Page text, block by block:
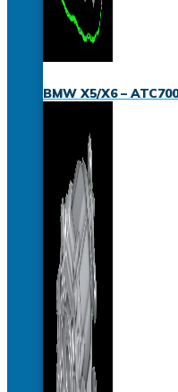
BMW X5/X6 – ATC700